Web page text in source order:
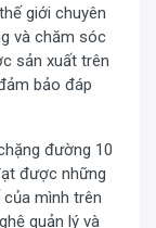
người trong
độ lên đến
và ngoại
siêu giả có
và hồng
giới chuyên
và chăm sóc
sản xuất trên
bảo đáp
đường 10
được những
mình trên
quản l‎ý và